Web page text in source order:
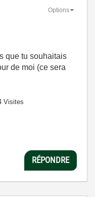
Options
que tu souhaitais
de moi (ce sera
Visites
RÉPONDRE